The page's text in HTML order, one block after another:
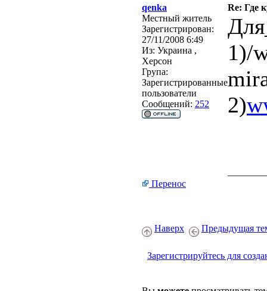
qenka
Re: Где
Местный житель
Зарегистрирован:
27/11/2008 6:49
Из: Украина ,
Херсон
Група:
Зарегистрированные
пользователи
Сообщений: 252
1)/
2)
Перенос
Наверх Предыдущая
Зарегистрируйтесь для